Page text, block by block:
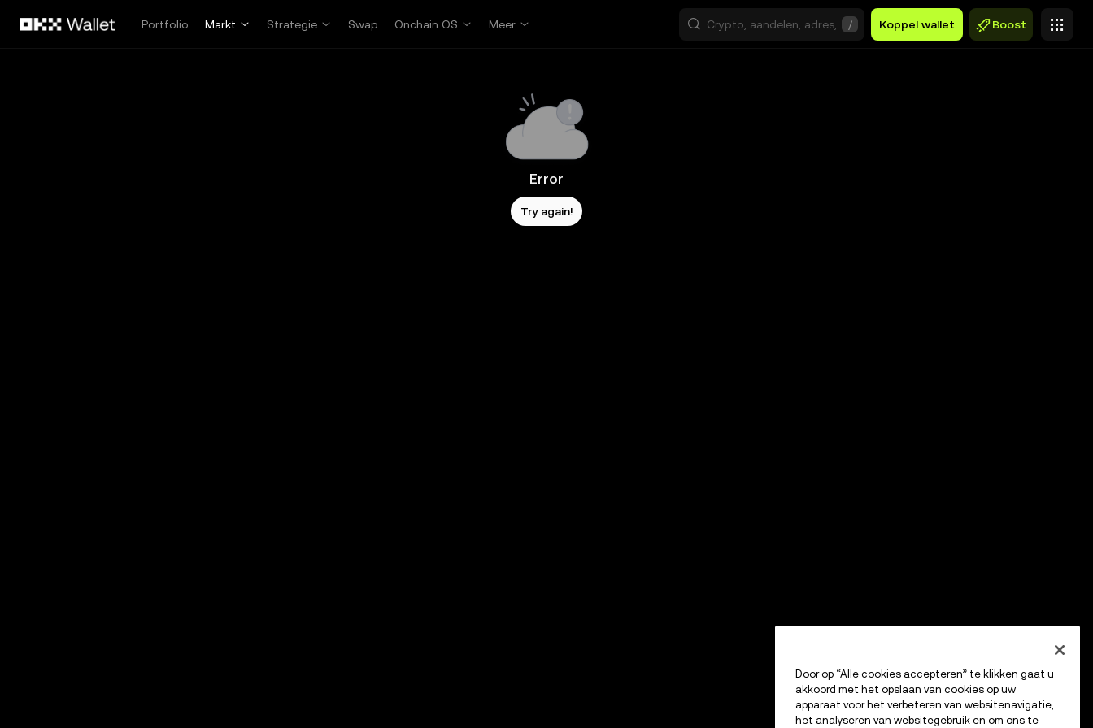
Portfolio
Markt Strategie Swap Onchain OS Meer / Koppel wallet Boost
Error
Try again!
Door op “Alle cookies accepteren” te klikken gaat u
akkoord met het opslaan van cookies op uw
apparaat voor het verbeteren van websitenavigatie,
het analyseren van websitegebruik en om ons te